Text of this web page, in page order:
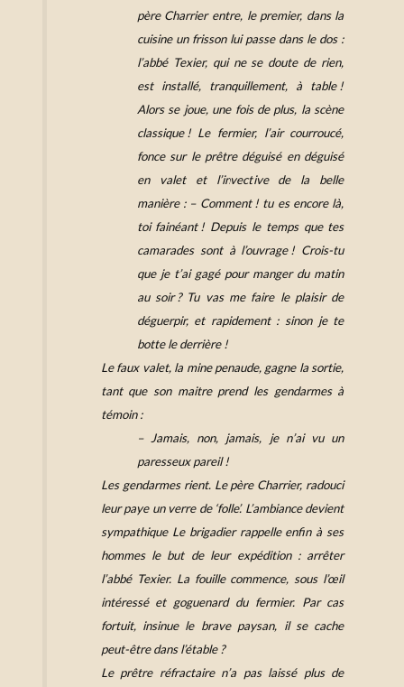
père Charrier entre, le premier, dans la
cuisine un frisson lui passe dans le dos :
l’abbé Texier, qui ne se doute de rien,
est installé, tranquillement, à table !
Alors se joue, une fois de plus, la scène
classique ! Le fermier, l’air courroucé,
fonce sur le prêtre déguisé en déguisé
en valet et l’invective de la belle
manière : – Comment ! tu es encore là,
toi fainéant ! Depuis le temps que tes
camarades sont à l’ouvrage ! Crois-tu
que je t’ai gagé pour manger du matin
au soir ? Tu vas me faire le plaisir de
déguerpir, et rapidement : sinon je te
botte le derrière !
Le faux valet, la mine penaude, gagne la sortie,
tant que son maitre prend les gendarmes à
témoin :
– Jamais, non, jamais, je n’ai vu un
paresseux pareil !
Les gendarmes rient. Le père Charrier, radouci
leur paye un verre de ‘folle’. L’ambiance devient
sympathique Le brigadier rappelle enfin à ses
hommes le but de leur expédition : arrêter
l’abbé Texier. La fouille commence, sous l’œil
intéressé et goguenard du fermier. Par cas
fortuit, insinue le brave paysan, il se cache
peut-être dans l’étable ?
Le prêtre réfractaire n’a pas laissé plus de